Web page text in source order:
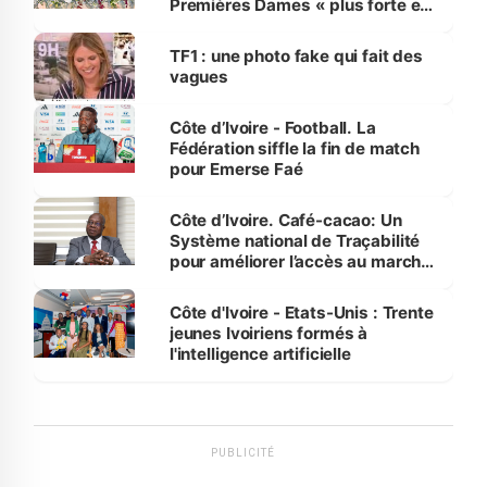
Premières Dames « plus forte et
sur la scène internationale »
TF1 : une photo fake qui fait des
vagues
Côte d’Ivoire - Football. La
Fédération siffle la fin de match
pour Emerse Faé
Côte d’Ivoire. Café-cacao: Un
Système national de Traçabilité
pour améliorer l’accès au marché
Côte d'Ivoire - Etats-Unis : Trente
jeunes Ivoiriens formés à
l'intelligence artificielle
PUBLICITÉ